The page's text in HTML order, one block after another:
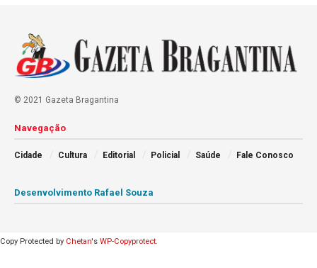
© 2021 Gazeta Bragantina
Navegação
Cidade Cultura Editorial Policial Saúde Fale Conosco
Desenvolvimento Rafael Souza
Copy Protected by Chetan's WP-Copyprotect.